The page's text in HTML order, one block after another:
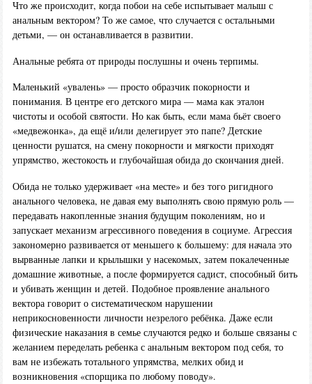
Что же происходит, когда побои на себе испытывает малыш с
анальным вектором? То же самое, что случается с остальными
детьми, — он останавливается в развитии.
Анальные ребята от природы послушны и очень терпимы.
Маленький «увалень» — просто образчик покорности и
понимания. В центре его детского мира — мама как эталон
чистоты и особой святости. Но как быть, если мама бьёт своего
«медвежонка», да ещё и/или делегирует это папе? Детские
ценности рушатся, на смену покорности и мягкости приходят
упрямство, жестокость и глубочайшая обида до скончания дней.
Обида не только удерживает «на месте» и без того ригидного
анального человека, не давая ему выполнять свою прямую роль —
передавать накопленные знания будущим поколениям, но и
запускает механизм агрессивного поведения в социуме. Агрессия
закономерно развивается от меньшего к большему: для начала это
вырванные лапки и крылышки у насекомых, затем покалеченные
домашние животные, а после формируется садист, способный бить
и убивать женщин и детей. Подобное проявление анального
вектора говорит о систематическом нарушении
неприкосновенности личности незрелого ребёнка. Даже если
физические наказания в семье случаются редко и больше связаны с
желанием переделать ребенка с анальным вектором под себя, то
вам не избежать тотального упрямства, мелких обид и
возникновения «спорщика по любому поводу».